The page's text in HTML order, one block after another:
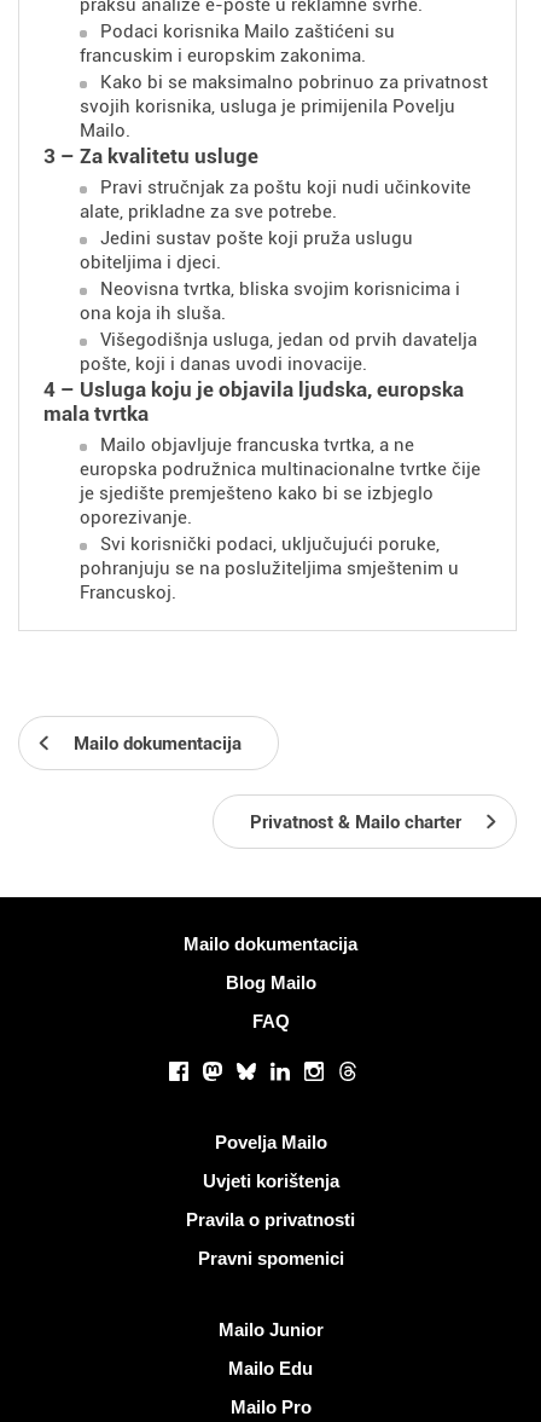
praksu analize e-pošte u reklamne svrhe.
Podaci korisnika Mailo zaštićeni su
francuskim i europskim zakonima.
Kako bi se maksimalno pobrinuo za privatnost
svojih korisnika, usluga je primijenila Povelju
Mailo.
3 – Za kvalitetu usluge
Pravi stručnjak za poštu koji nudi učinkovite
alate, prikladne za sve potrebe.
Jedini sustav pošte koji pruža uslugu
obiteljima i djeci.
Neovisna tvrtka, bliska svojim korisnicima i
ona koja ih sluša.
Višegodišnja usluga, jedan od prvih davatelja
pošte, koji i danas uvodi inovacije.
4 – Usluga koju je objavila ljudska, europska
mala tvrtka
Mailo objavljuje francuska tvrtka, a ne
europska podružnica multinacionalne tvrtke čije
je sjedište premješteno kako bi se izbjeglo
oporezivanje.
Svi korisnički podaci, uključujući poruke,
pohranjuju se na poslužiteljima smještenim u
Francuskoj.
Mailo dokumentacija
Privatnost & Mailo charter
Mailo dokumentacija
Blog Mailo
FAQ
Facebook
Mastodon
BlueskyLinkedInInstagram
Threads
Povelja Mailo
Uvjeti korištenja
Pravila o privatnosti
Pravni spomenici
Mailo Junior
Mailo Edu
Mailo Pro